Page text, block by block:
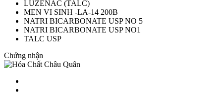
LUZENAC (TALC)
MEN VI SINH -LA-14 200B
NATRI BICARBONATE USP NO 5
NATRI BICARBONATE USP NO1
TALC USP
Chứng nhận